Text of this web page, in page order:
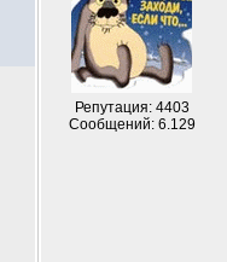
Репутация: 4403
Сообщений: 6.129